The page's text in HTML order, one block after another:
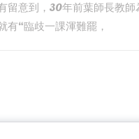
留意到，30年前葉師長教
有“臨歧一課渾難罷，